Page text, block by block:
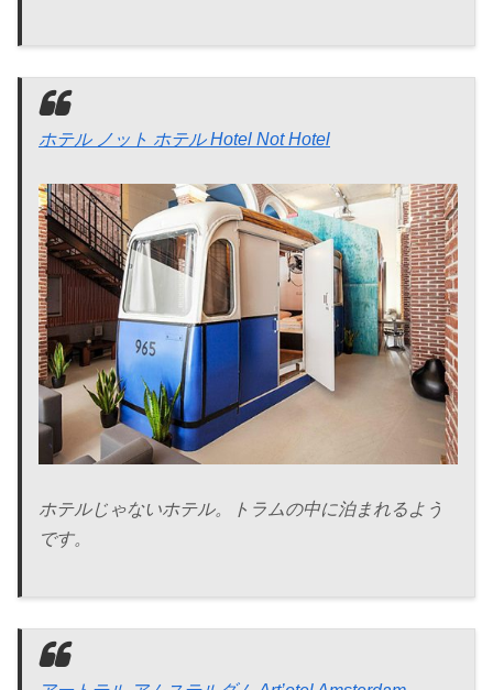
ホテル ノット ホテル Hotel Not Hotel
ホテルじゃないホテル。トラムの中に泊まれるよう
です。